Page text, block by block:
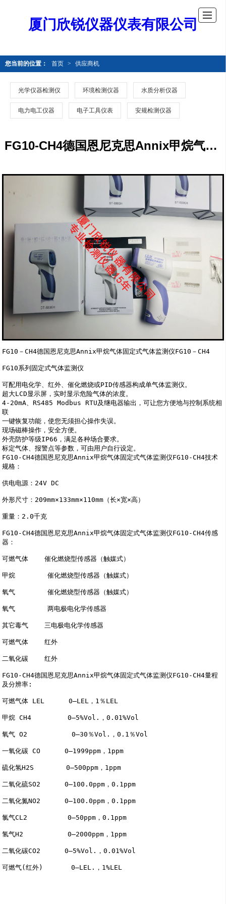
厦门欣锐仪器仪表有限公司
您当前的位置： 首页 > 供应商机
光学仪器检测仪 环境检测仪器 水质分析仪器
电力电工仪器 电子工具仪表 安规检测仪器
FG10-CH4德国恩尼克思Annix甲烷气体固定式气体监测仪FG10-CH4
FG10－CH4德国恩尼克思Annix甲烷气体固定式气体监测仪FG10－CH4
FG10系列固定式气体监测仪
可配用电化学、红外、催化燃烧或PID传感器构成单气体监测仪。
超大LCD显示屏，实时显示危险气体的浓度。
4-20mA、RS485 Modbus RTU及继电器输出，可让您方便地与控制系统相
联
一键恢复功能，使您无须担心操作失误。
现场磁棒操作，安全方便。
外壳防护等级IP66，满足各种场合要求。
标定气体、报警点等参数，可由用户自行设定。
FG10-CH4德国恩尼克思Annix甲烷气体固定式气体监测仪FG10-CH4技术
规格：
供电电源：24V DC
外形尺寸：209mm×133mm×110mm（长×宽×高）
重量：2.0千克
FG10-CH4德国恩尼克思Annix甲烷气体固定式气体监测仪FG10-CH4传感
器：
可燃气体    催化燃烧型传感器（触媒式）
甲烷        催化燃烧型传感器（触媒式）
氧气        催化燃烧型传感器（触媒式）
氧气        两电极电化学传感器
其它毒气    三电极电化学传感器
可燃气体    红外
二氧化碳    红外
FG10-CH4德国恩尼克思Annix甲烷气体固定式气体监测仪FG10-CH4量程
及分辨率:
可燃气体 LEL      0―LEL，1％LEL
甲烷 CH4         0―5%Vol.，0.01%Vol
氧气 O2           0―30％Vol.，0.1％Vol
一氧化碳 CO      0―1999ppm，1ppm
硫化氢H2S        0―500ppm，1ppm
二氧化硫SO2      0―100.0ppm，0.1ppm
二氧化氮NO2      0―100.0ppm，0.1ppm
氯气CL2          0―50ppm，0.1ppm
氢气H2           0―2000ppm，1ppm
二氧化碳CO2      0―5%Vol.，0.01%Vol
可燃气(红外)       0―LEL.，1%LEL